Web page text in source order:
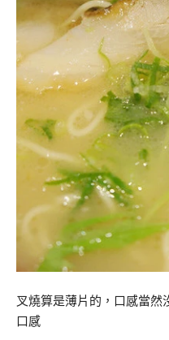
叉燒算是薄片的，口感當然
口感